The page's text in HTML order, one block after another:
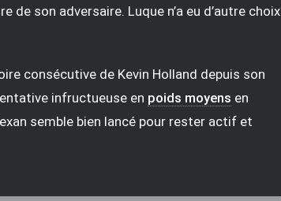
son adversaire. Luque n’a eu d’autre choix
consécutive de Kevin Holland depuis son
infructueuse en poids moyens en
semble bien lancé pour rester actif et